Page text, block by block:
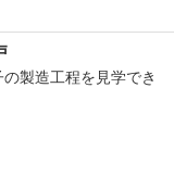
製造工程を見学でき